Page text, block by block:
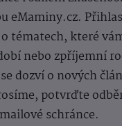
eMaminy.cz.
tématech, které
nebo zpříjemní
dozví o nových
potvrďte
mailové schránce.